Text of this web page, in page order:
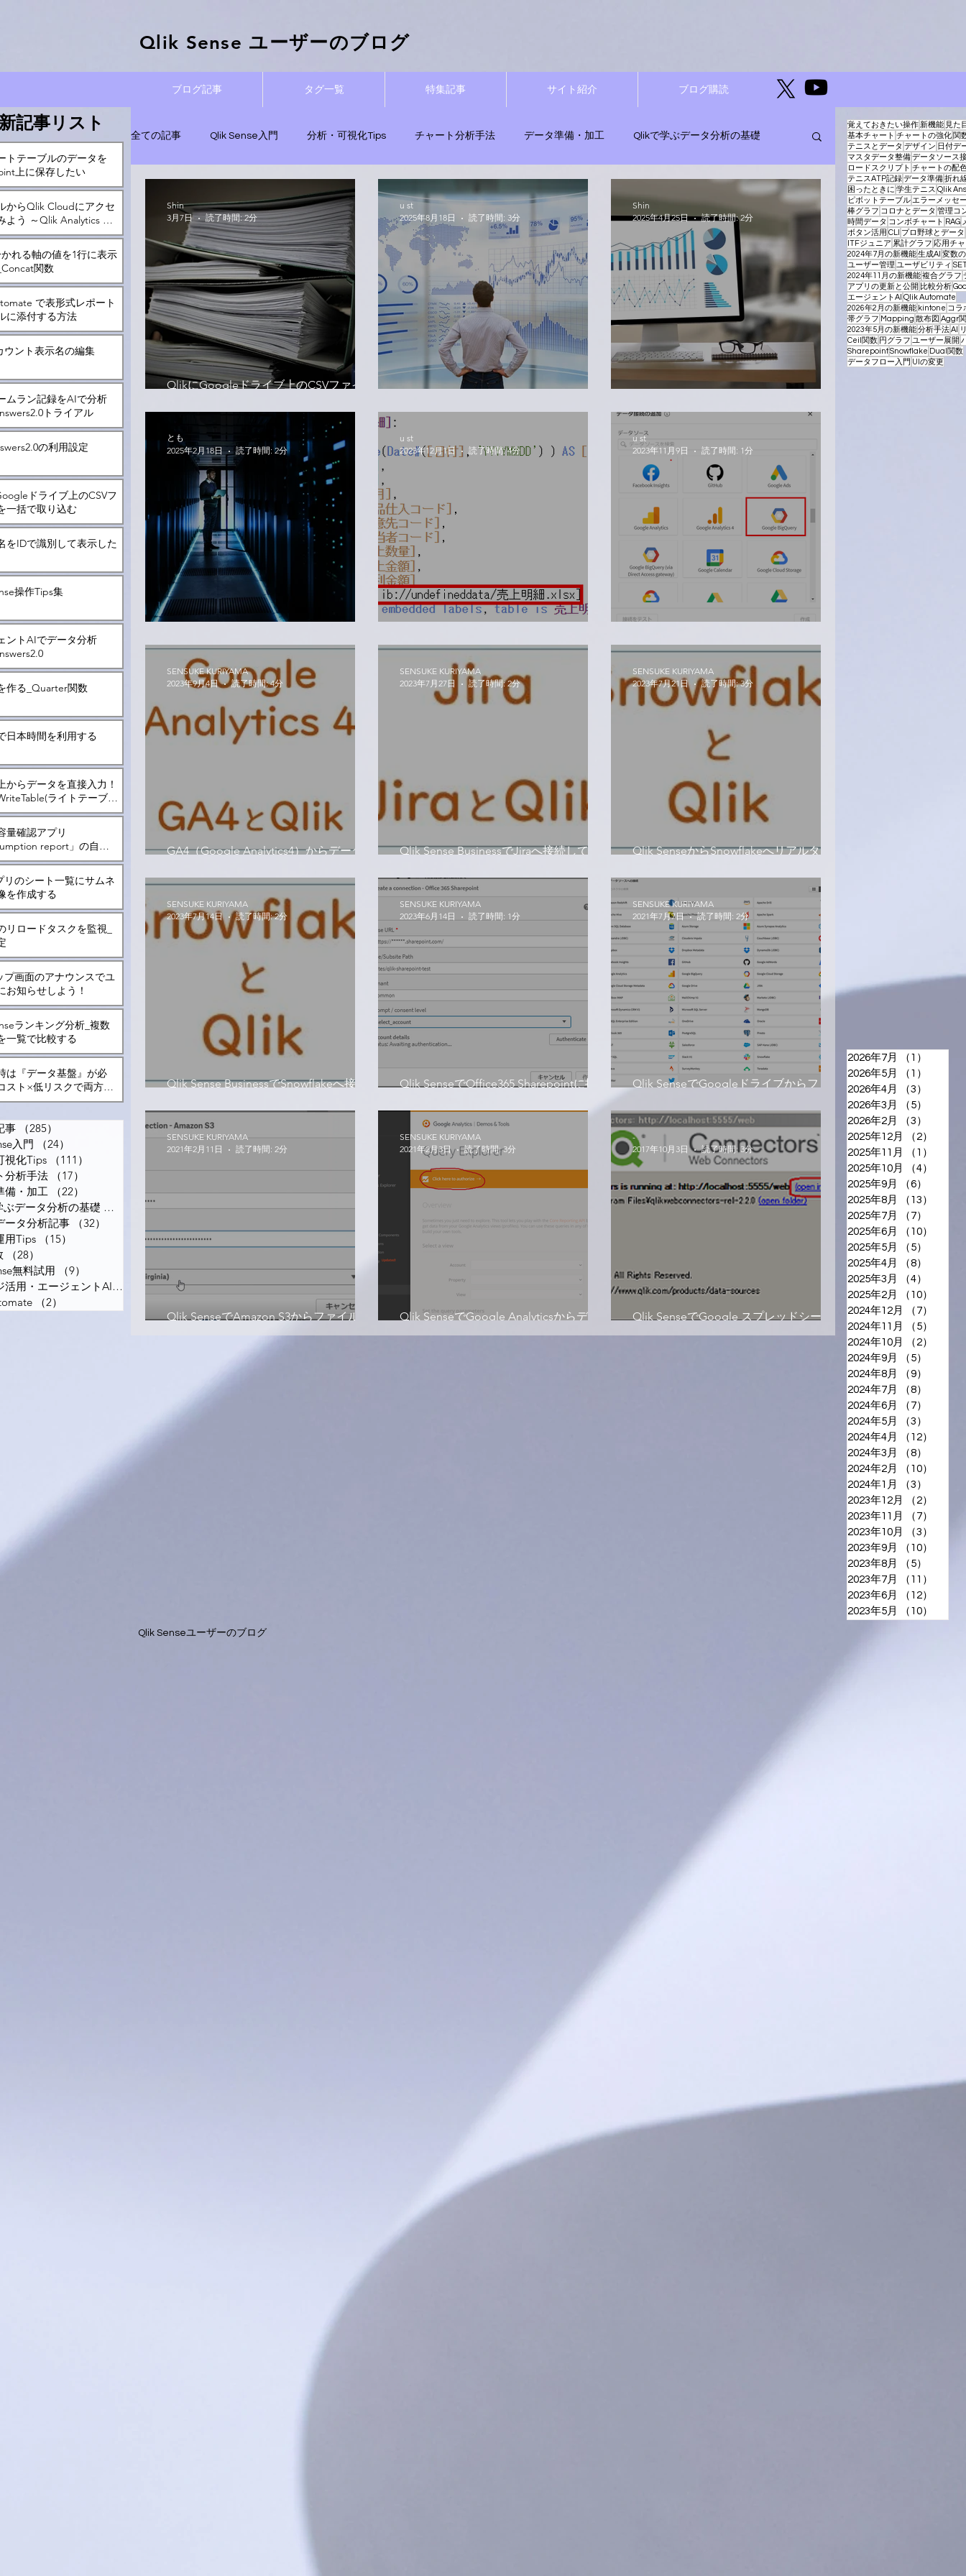
Qlik Sense ​ユーザーのブログ
ブログ記事 タグ一覧 特集記事 サイト紹介 ブログ購読
記事リスト
トテーブルのデータを
上に保存したい
からQlik Cloudにアクセ
よう ～Qlik Analytics ア
れる軸の値を1行に表示
関数
で表形式レポート
に添付する方法
ウント表示名の編集
ムラン記録をAIで分析
トライアル
の利用設定
ドライブ上のCSVフ
一括で取り込む
をIDで識別して表示した
操作Tips集
ントAIでデータ分析
作る_Quarter関数
日本時間を利用する
からデータを直接入力！
ライトテーブ
て
量確認アプリ
report」の自動
リのシート一覧にサムネ
を作成する
リロードタスクを監視_
プ画面のアナウンスでユ
お知らせしよう！
ランキング分析_複数
一覧で比較する
は『データ基盤』が必
スト×低リスクで両方を
方法とは？
事 （285）
入門
（24）
視化Tips
（111）
分析手法
（17）
備・加工
（22）
データ分析の基礎 （12）
12件の記事
ータ分析記事
（32）
用Tips
（15）
（28）
無料試用
（9）
ナレッジ活用・エージェントAI（6）
6件の記事
（2）
全ての記事 Qlik Sense入門 分析・可視化Tips チャート分析手法 データ準備・加工 Qlikで学ぶデータ分析の基礎
管理と運用Tips Qlik関数 Qlik Sense無料試用 ナレッジ活用・エージェントAI
Qlik Automate
QlikにGoogleドライブ上のCSVファイル
Shin
3月7日
読了時間: 2分
u st
2025年8月18日
読了時間: 3分
Shin
2025年4月25日
読了時間: 2分
とも
2025年2月18日
読了時間: 2分
u st
2023年12月1日
読了時間: 4分
u st
2023年11月9日
読了時間: 1分
GA4（Google Analytics4）からデータを
SENSUKE KURIYAMA
2023年9月4日
読了時間: 4分
Qlik Sense BusinessでJiraへ接続してみ
SENSUKE KURIYAMA
2023年7月27日
読了時間: 2分
Qlik SenseからSnowflakeへリアルタイ
SENSUKE KURIYAMA
2023年7月21日
読了時間: 3分
Qlik Sense BusinessでSnowflakeへ接続
SENSUKE KURIYAMA
2023年7月14日
読了時間: 2分
Qlik SenseでOffice365 Sharepointに接続
SENSUKE KURIYAMA
2023年6月14日
読了時間: 1分
Qlik SenseでGoogleドライブからファイ
SENSUKE KURIYAMA
2021年7月7日
読了時間: 2分
Qlik SenseでAmazon S3からファイルを
SENSUKE KURIYAMA
2021年2月11日
読了時間: 2分
Qlik SenseでGoogle Analyticsからデー
SENSUKE KURIYAMA
2021年2月3日
読了時間: 3分
Qlik SenseでGoogle スプレッドシート
-
2017年10月3日
読了時間: 3分
覚えておきたい操作 新機能 見た
基本チャート チャートの強化 関
テニスとデータ デザイン 日付デ
マスタデータ整備データソース
ロードスクリプト チャートの配
テニスATP記録データ準備折れ
困ったときに 学生テニス Qlik
ピボットテーブル エラーメッセ
棒グラフ コロナとデータ 管理コ
時間データ コンボチャート RAG
ボタン活用 CLI
プロ野球とデータ
ITFジュニア 累計グラフ 応用チ
2024年7月の新機能生成AI 変数
ユーザー管理 ユーザビリティ
2024年11月の新機能複合グラフ
アプリの更新と公開 比較分析
エージェントAI Qlik Automate
2026年2月の新機能 kintone コラ
帯グラフ Mapping 散布図 Aggr
2023年5月の新機能分析手法AI
Ceil関数 円グラフ ユーザー展開
SharepointSnowflake Dual関数
データフロー入門 UIの変更
2026年7月 （1）
2026年5月
（1）
2026年4月
（3）
2026年3月
（5）
2026年2月
（3）
2025年12月
（2）
2025年11月
（1）
2025年10月
（4）
2025年9月
（6）
2025年8月
（13）
2025年7月
（7）
2025年6月
（10）
2025年5月
（5）
2025年4月
（8）
2025年3月
（4）
2025年2月
（10）
2024年12月
（7）
2024年11月
（5）
2024年10月
（2）
2024年9月
（5）
2024年8月
（9）
2024年7月
（8）
2024年6月
（7）
2024年5月
（3）
2024年4月
（12）
2024年3月
（8）
2024年2月
（10）
2024年1月
（3）
2023年12月
（2）
2023年11月
（7）
2023年10月
（3）
2023年9月
（10）
2023年8月
（5）
2023年7月
（11）
2023年6月
（12）
2023年5月
（10）
Qlik Senseユーザーのブログ